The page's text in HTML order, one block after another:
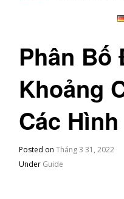
Phân Bố
Khoảng
Các
Posted onTháng 3 31, 2022
Under Guide